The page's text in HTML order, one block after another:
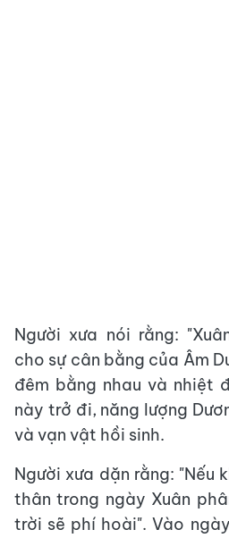
Người xưa nói rằng:
cho sự cân bằng của Âm
đêm bằng nhau và nhiệt
này trở đi, năng lượng
và vạn vật hồi sinh.
Người xưa dặn rằng: "Nếu
thân trong ngày Xuân
trời sẽ phí hoài". Vào